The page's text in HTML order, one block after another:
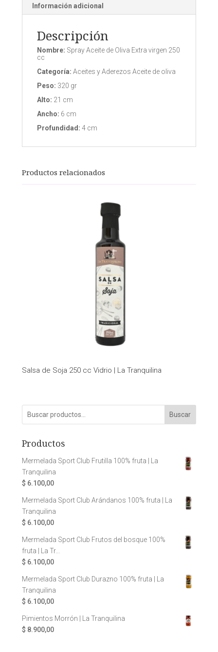
Información adicional
Descripción
Nombre: Spray Aceite de Oliva Extra virgen 250
cc
Categoría: Aceites y Aderezos Aceite de oliva
Peso: 320 gr
Alto: 21 cm
Ancho: 6 cm
Profundidad: 4 cm
Productos relacionados
Salsa de Soja 250 cc Vidrio | La Tranquilina
Buscar
Productos
Mermelada Sport Club Frutilla 100% fruta | La
Tranquilina
$ 6.100,00
Mermelada Sport Club Arándanos 100% fruta | La
Tranquilina
$ 6.100,00
Mermelada Sport Club Frutos del bosque 100%
fruta | La Tr...
$ 6.100,00
Mermelada Sport Club Durazno 100% fruta | La
Tranquilina
$ 6.100,00
Pimientos Morrón | La Tranquilina
$ 8.900,00